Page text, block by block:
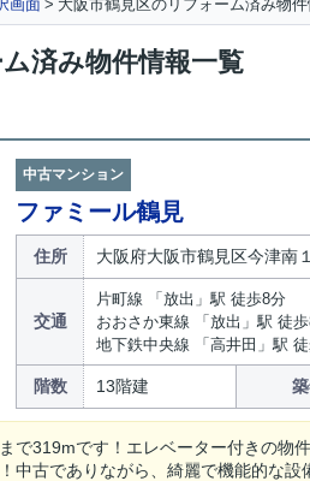
画面 大阪市鶴見区のリフォーム済み物
済み物件情報一覧
中古マンション
ファミール鶴見
住所 大阪府大阪市鶴見区今津南
交通
片町線 「放出」駅 徒歩8分
おおさか東線 「放出」駅 徒
地下鉄中央線 「高井田」駅
階数 13階建
で319mです！エレベーター付きの物
中古でありながら、綺麗で機能的な